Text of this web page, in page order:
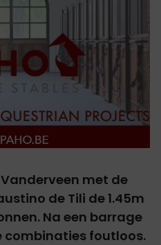
met de
de Tili de 1.45m
Na een barrage
combinaties foutloos.